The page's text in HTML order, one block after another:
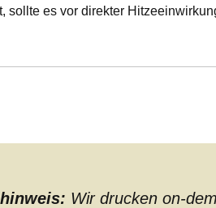
sollte es vor direkter
Wir drucken on-